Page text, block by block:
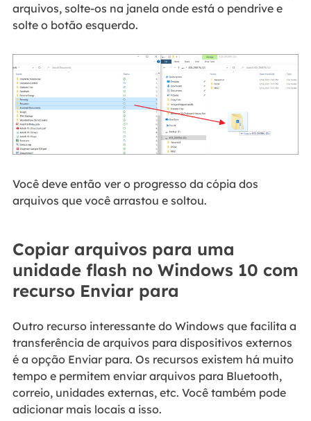
arquivos, solte-os na janela onde está o pendrive e
solte o botão esquerdo.
Você deve então ver o progresso da cópia dos
arquivos que você arrastou e soltou.
Copiar arquivos para uma
unidade flash no Windows 10 com
recurso Enviar para
Outro recurso interessante do Windows que facilita a
transferência de arquivos para dispositivos externos
é a opção Enviar para. Os recursos existem há muito
tempo e permitem enviar arquivos para Bluetooth,
correio, unidades externas, etc. Você também pode
adicionar mais locais a isso.